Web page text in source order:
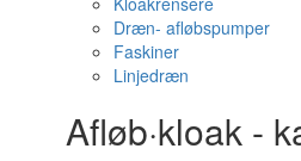
Dræn- afløbspumper
Faskiner
Linjedræn
Afløb·kloak -